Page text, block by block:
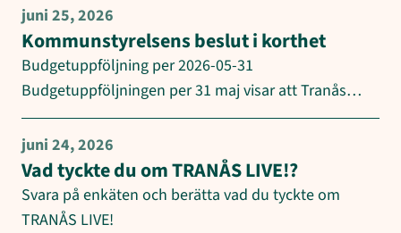
juni 25, 2026
Kommunstyrelsens beslut i korthet
Budgetuppföljning per 2026-05-31
Budgetuppföljningen per 31 maj visar att Tranås…
juni 24, 2026
Vad tyckte du om TRANÅS LIVE!?
Svara på enkäten och berätta vad du tyckte om
TRANÅS LIVE!